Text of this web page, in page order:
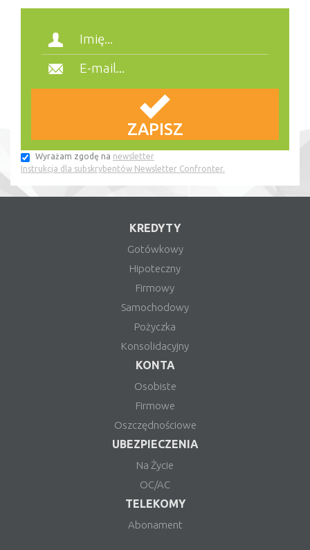
Wyrażam zgodę na newsletter
Instrukcja dla subskrybentów Newsletter Confronter.
KREDYTY
Gotówkowy
Hipoteczny
Firmowy
Samochodowy
Pożyczka
Konsolidacyjny
KONTA
Osobiste
Firmowe
Oszczędnościowe
UBEZPIECZENIA
Na Życie
OC/AC
TELEKOMY
Abonament